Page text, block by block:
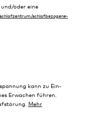
oder eine
kann zu Ein-
Erwachen führen.
Mehr